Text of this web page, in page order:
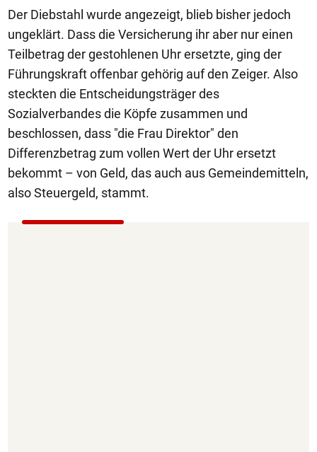
Der Diebstahl wurde angezeigt, blieb bisher jedoch
ungeklärt. Dass die Versicherung ihr aber nur einen
Teilbetrag der gestohlenen Uhr ersetzte, ging der
Führungskraft offenbar gehörig auf den Zeiger. Also
steckten die Entscheidungsträger des
Sozialverbandes die Köpfe zusammen und
beschlossen, dass "die Frau Direktor" den
Differenzbetrag zum vollen Wert der Uhr ersetzt
bekommt – von Geld, das auch aus Gemeindemitteln,
also Steuergeld, stammt.